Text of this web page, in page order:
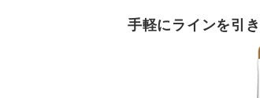
手軽にラインを引